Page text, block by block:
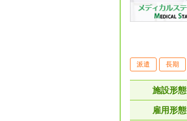
派遣 長期
施設形態
雇用形態